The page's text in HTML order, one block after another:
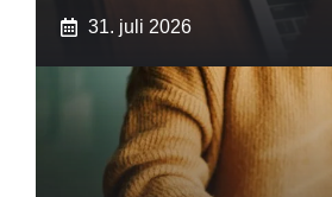
31. juli 2026